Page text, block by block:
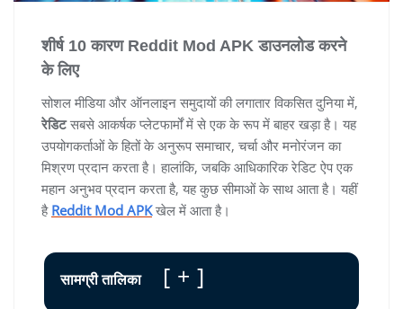
शीर्ष 10 कारण Reddit Mod APK डाउनलोड करने
के लिए
सोशल मीडिया और ऑनलाइन समुदायों की लगातार विकसित दुनिया में,
रेडिटसबसे आकर्षक प्लेटफार्मों में से एक के रूप में बाहर खड़ा है। यह
उपयोगकर्ताओं के हितों के अनुरूप समाचार, चर्चा और मनोरंजन का
मिश्रण प्रदान करता है। हालांकि, जबकि आधिकारिक रेडिट ऐप एक
महान अनुभव प्रदान करता है, यह कुछ सीमाओं के साथ आता है। यहीं
है Reddit Mod APKखेल में आता है।
सामग्री तालिका +